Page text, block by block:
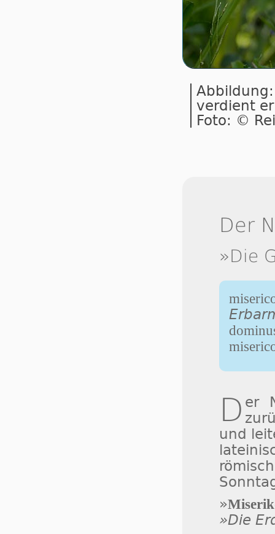
verdient
Foto: ©
Der
»Die
D er
und
»
»Die